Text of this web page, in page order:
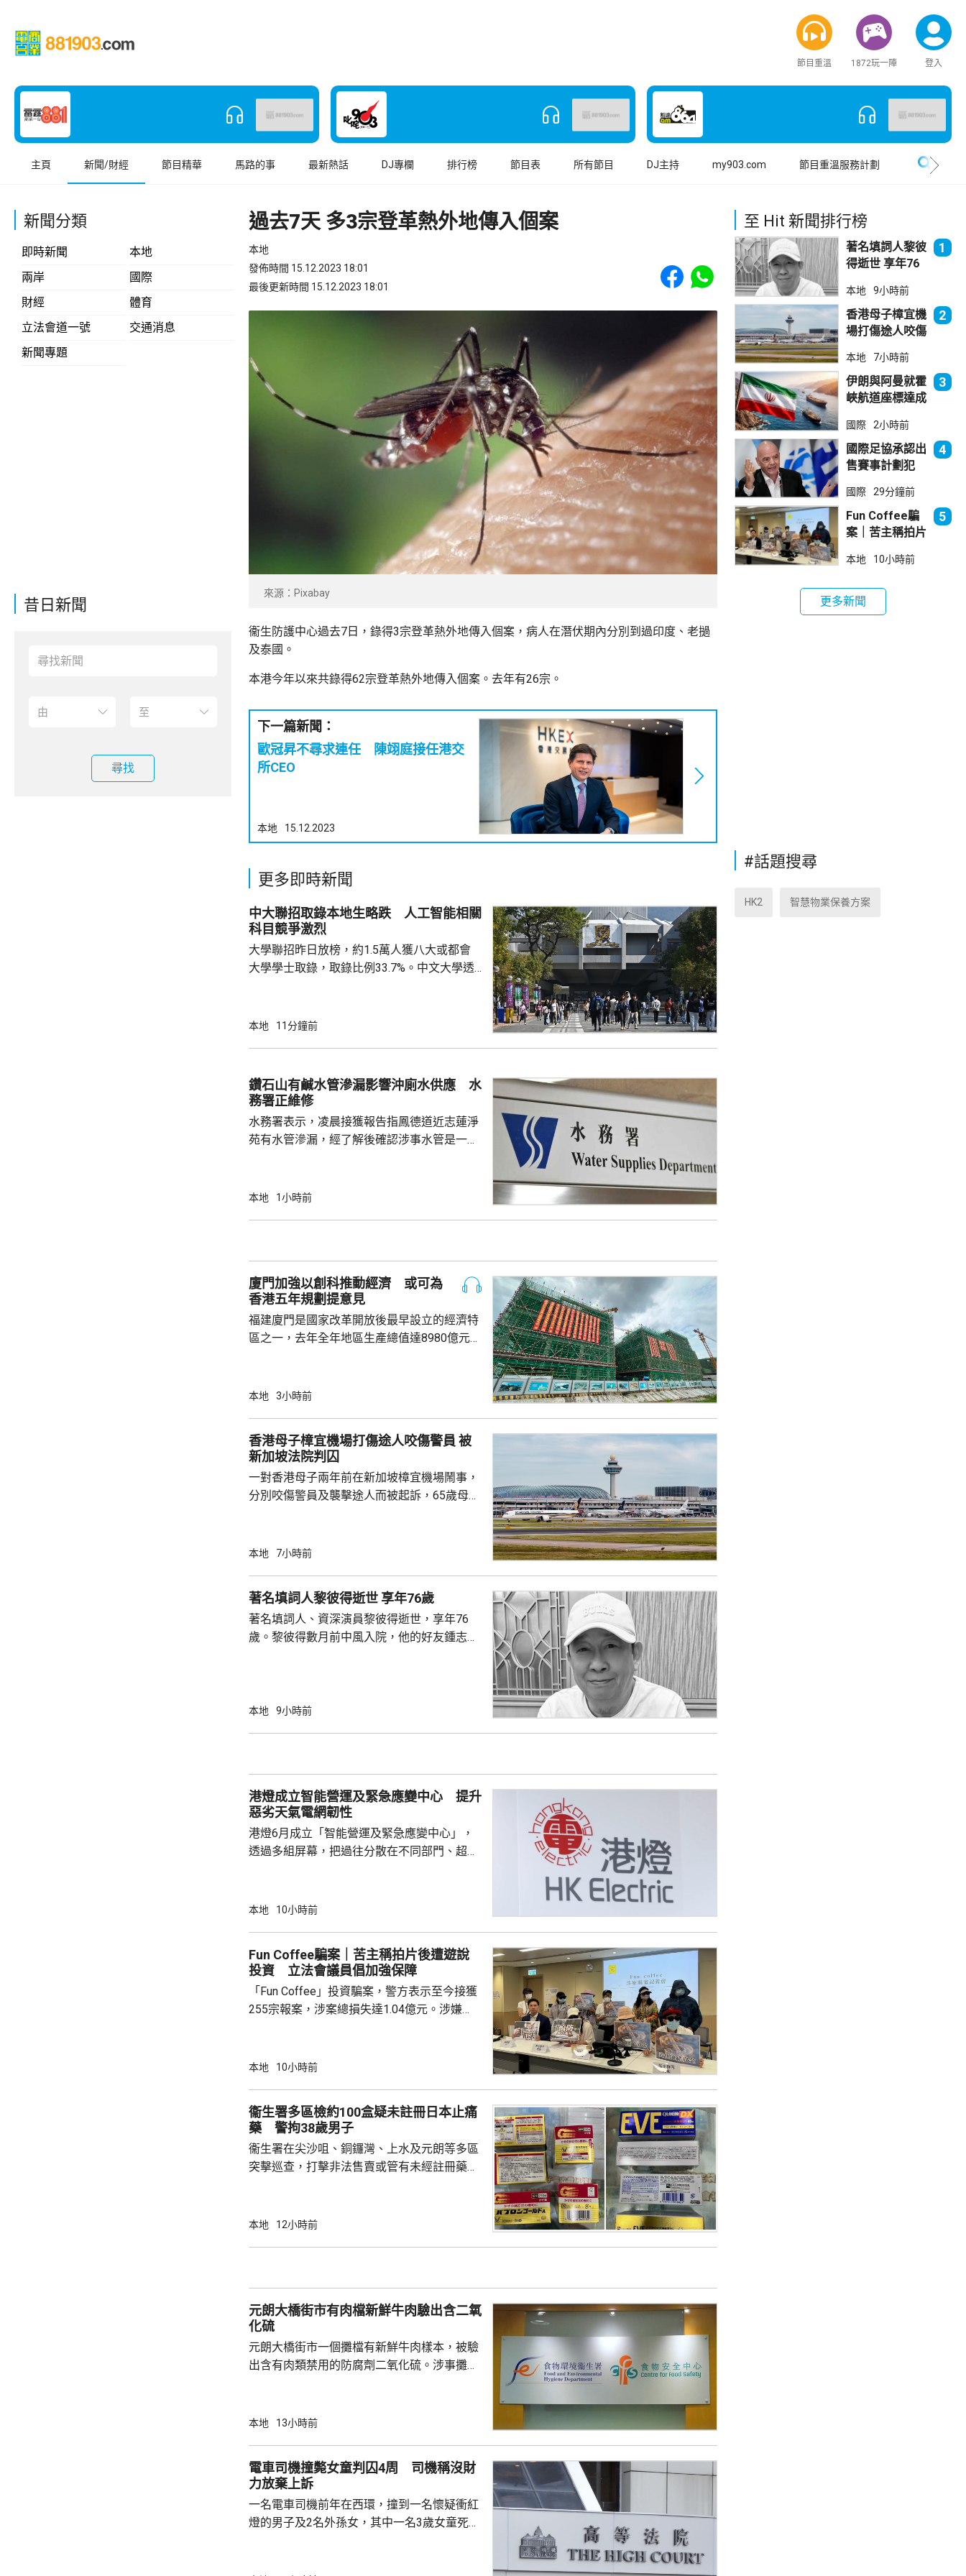
節目重溫 1872玩一陣 登入
主頁 新聞/財經 節目精華 馬路的事 最新熱話 DJ專欄 排行榜 節目表 所有節目 DJ主持 my903.com 節目重溫服務計劃
新聞分類
即時新聞
本地
兩岸
國際
財經
體育
立法會道一號
交通消息
新聞專題
昔日新聞
尋找
過去7天 多3宗登革熱外地傳入個案
本地
發佈時間 15.12.2023 18:01
最後更新時間 15.12.2023 18:01
Share to Facebook
Share to WhatsApp
來源：Pixabay
衞生防護中心過去7日，錄得3宗登革熱外地傳入個案，病人在潛伏期內分別到過印度、老撾
及泰國。
本港今年以來共錄得62宗登革熱外地傳入個案。去年有26宗。
下一篇新聞：
歐冠昇不尋求連任 陳翊庭接任港交
所CEO
本地 15.12.2023
更多即時新聞
中大聯招取錄本地生略跌 人工智能相關
科目競爭激烈
大學聯招昨日放榜，約1.5萬人獲八大或都會
大學學士取錄，取錄比例33.7%。中文大學透
100人，指現時學額中，八成經聯招取錄，認
工智能及金融科技等行業，工程學的競爭亦較
激烈。 劉善雅又指，非本地生申請入學人數增
加兩成，其中國際生申請提...
本地 11分鐘前
鑽石山有鹹水管滲漏影響沖廁水供應 水
務署正維修
水務署表示，凌晨接獲報告指鳳德道近志蓮淨
苑有水管滲漏，經了解後確認涉事水管是一條
力進行維修，並會盡快完成有關的水管維修工
本地 1小時前
廈門加強以創科推動經濟 或可為
香港五年規劃提意見
福建廈門是國家改革開放後最早設立的經濟特
區之一，去年全年地區生產總值達8980億元人
創新科技引領工程，加快建設多個科學城和實
級海洋高新園區，採用「政府統籌+市場化營
運」模式，累計已完成13個項目，並有54個重
點推進項目，總...
本地 3小時前
香港母子樟宜機場打傷途人咬傷警員 被
新加坡法院判囚
一對香港母子兩年前在新加坡樟宜機場鬧事，
分別咬傷警員及襲擊途人而被起訴，65歲母親
成，到周一判刑，母親被判入獄6個月，兒子
大樓，兒子誤以為被人嘲笑，突然情緒失控踢
向母親，期間一名69歲男子上前慰問，但被要
求行開，兒子期間不斷挑釁對方...
本地 7小時前
著名填詞人黎彼得逝世 享年76歲
著名填詞人、資深演員黎彼得逝世，享年76
歲。黎彼得數月前中風入院，他的好友鍾志光
詞，當中與歌神許冠傑合作無間，創作出《浪
本地 9小時前
港燈成立智能營運及緊急應變中心 提升
惡劣天氣電網韌性
港燈6月成立「智能營運及緊急應變中心」，
透過多組屏幕，把過往分散在不同部門、超過
況、風險警示及前線事故資訊，在遇上惡劣天
示，應變中心會配合3項智慧裝備，將電纜網
絡「可視化」。其中去年起構建的「低壓電網
管理系統」，可將低壓電網的運行情況...
本地 10小時前
Fun Coffee騙案｜苦主稱拍片後遭遊說
投資 立法會議員倡加強保障
「Fun Coffee」投資騙案，警方表示至今接獲
255宗報案，涉案總損失達1.04億元。涉嫌
及拍宣傳片，承諾每條短片可獲400元，其後
「跑步可以賺美金」 團隊共損失約1400萬
有苦主承認，為了賺外快而參與拍片，其後有
項目負責...
本地 10小時前
衞生署多區檢約100盒疑未註冊日本止痛
藥 警拘38歲男子
衞生署在尖沙咀、銅鑼灣、上水及元朗等多區
突擊巡查，打擊非法售賣或管有未經註冊藥
方拘捕一名38歲男子，涉嫌非法管有未經註冊
片類鎮痛藥「二氫可待因」的藥劑製品。署方
會繼續調查和跟進，並會在證據充分時...
本地 12小時前
元朗大橋街市有肉檔新鮮牛肉驗出含二氧
化硫
元朗大橋街市一個攤檔有新鮮牛肉樣本，被驗
出含有肉類禁用的防腐劑二氧化硫。涉事攤檔
二氧化硫。中心正與攤檔跟進有關違規事項，
法在肉類中添加二氧化硫，過敏人士食用後可
能會出現氣喘、頭痛或噁心等徵狀。中心提醒
市民，應向可靠的商戶買肉，切勿購...
本地 13小時前
電車司機撞斃女童判囚4周 司機稱沒財
力放棄上訴
一名電車司機前年在西環，撞到一名懷疑衝紅
燈的男子及2名外孫女，其中一名3歲女童死
至 Hit 新聞排行榜
著名填詞人黎彼
得逝世 享年76
1
本地 9小時前
香港母子樟宜機
場打傷途人咬傷
法院判囚
2
本地 7小時前
伊朗與阿曼就霍
峽航道座標達成
部分途經伊朗領
海
3
國際 2小時前
國際足協承認出
售賽事計劃犯
持恩芬天奴
4
國際 29分鐘前
Fun Coffee騙
案｜苦主稱拍片
立法會議員倡加
5
本地 10小時前
更多新聞
#話題搜尋
HK2 智慧物業保養方案